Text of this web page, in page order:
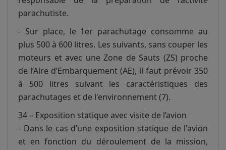
parachutiste.
- Sur place, le 1er parachutage consomme au
plus 500 à 600 litres. Les suivants, sans couper les
moteurs et avec une Zone de Sauts (ZS) proche
de l’Aire d’Embarquement (AE), il faut prévoir 350
à 500 litres suivant les caractéristiques des
parachutages et de l'environnement (7).
34 – Exposition statique avec visite de l’avion
- Dans le cas d’une exposition statique de l'avion
et en fonction du déroulement de la mission,